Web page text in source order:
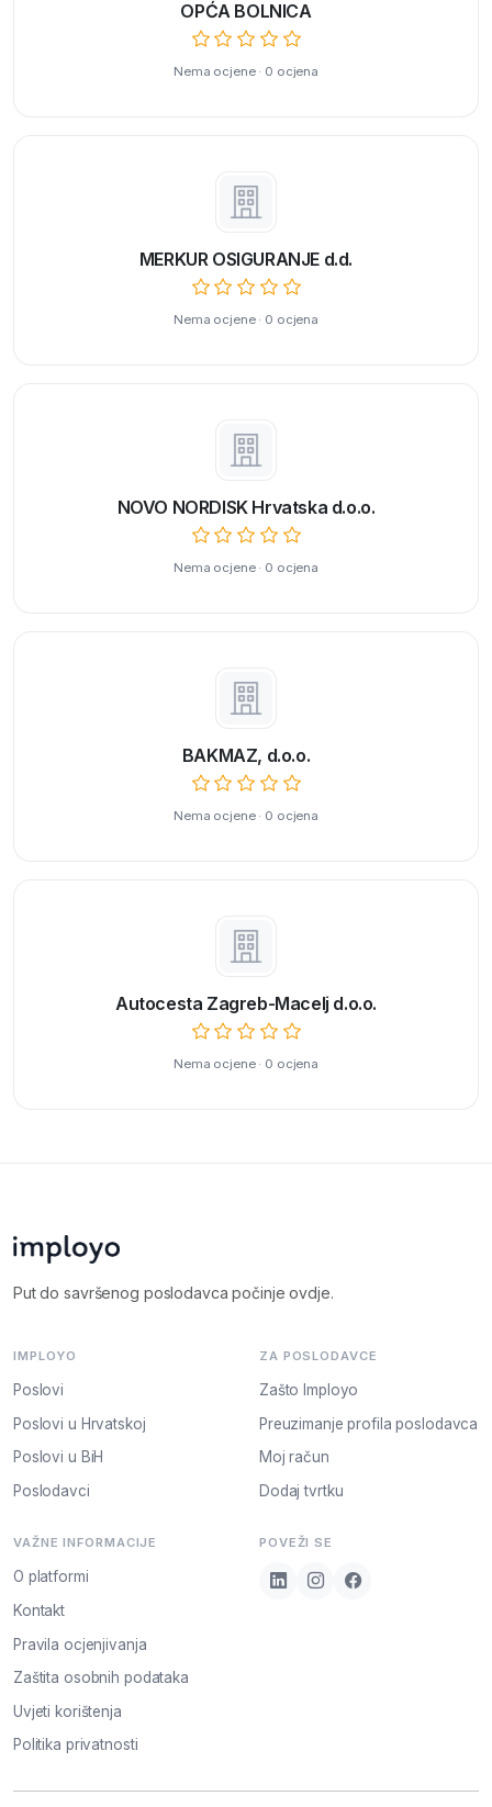
OPĆA BOLNICA
Nema ocjene · 0 ocjena
MERKUR OSIGURANJE d.d.
Nema ocjene · 0 ocjena
NOVO NORDISK Hrvatska d.o.o.
Nema ocjene · 0 ocjena
BAKMAZ, d.o.o.
Nema ocjene · 0 ocjena
Autocesta Zagreb-Macelj d.o.o.
Nema ocjene · 0 ocjena
Put do savršenog poslodavca počinje ovdje.
IMPLOYO
Poslovi
Poslovi u Hrvatskoj
Poslovi u BiH
Poslodavci
ZA POSLODAVCE
Zašto Imployo
Preuzimanje profila poslodavca
Moj račun
Dodaj tvrtku
VAŽNE INFORMACIJE
O platformi
Kontakt
Pravila ocjenjivanja
Zaštita osobnih podataka
Uvjeti korištenja
Politika privatnosti
POVEŽI SE